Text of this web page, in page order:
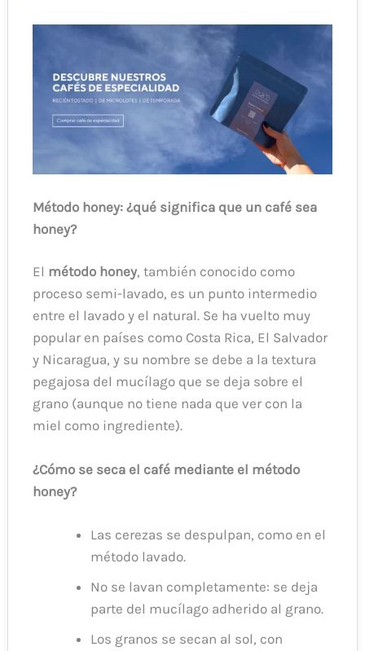
Método honey: ¿qué significa que un café sea
honey?
El método honey, también conocido como
proceso semi-lavado, es un punto intermedio
entre el lavado y el natural. Se ha vuelto muy
popular en países como Costa Rica, El Salvador
y Nicaragua, y su nombre se debe a la textura
pegajosa del mucílago que se deja sobre el
grano (aunque no tiene nada que ver con la
miel como ingrediente).
¿Cómo se seca el café mediante el método
honey?
Las cerezas se despulpan, como en el
método lavado.
No se lavan completamente: se deja
parte del mucílago adherido al grano.
Los granos se secan al sol, con